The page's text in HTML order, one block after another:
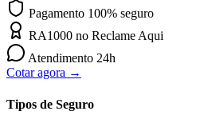
Pagamento 100% seguro
RA1000 no Reclame Aqui
Atendimento 24h
Cotar agora →
Tipos de Seguro